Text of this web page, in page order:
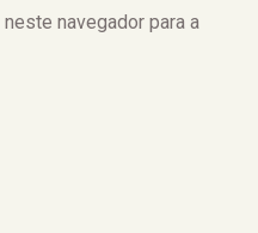
navegador para a